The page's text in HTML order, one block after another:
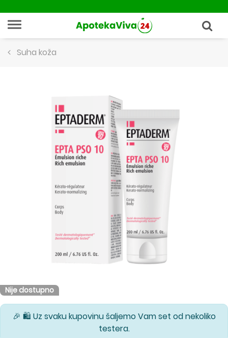
Suha koža
Nije dostupno
🎉 🛍️ Uz svaku kupovinu šaljemo Vam set od nekoliko
testera.